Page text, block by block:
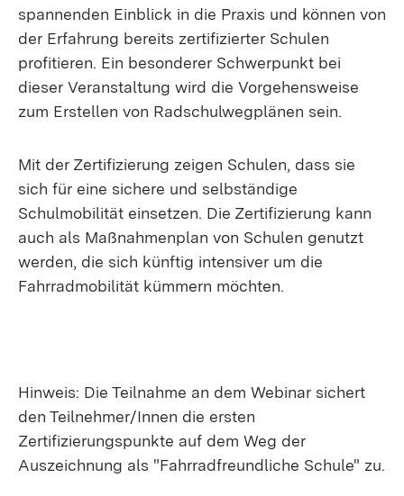
spannenden Einblick in die Praxis und können von
der Erfahrung bereits zertifizierter Schulen
profitieren. Ein besonderer Schwerpunkt bei
dieser Veranstaltung wird die Vorgehensweise
zum Erstellen von Radschulwegplänen sein.
Mit der Zertifizierung zeigen Schulen, dass sie
sich für eine sichere und selbständige
Schulmobilität einsetzen. Die Zertifizierung kann
auch als Maßnahmenplan von Schulen genutzt
werden, die sich künftig intensiver um die
Fahrradmobilität kümmern möchten.
Hinweis: Die Teilnahme an dem Webinar sichert
den Teilnehmer/Innen die ersten
Zertifizierungspunkte auf dem Weg der
Auszeichnung als "Fahrradfreundliche Schule" zu.